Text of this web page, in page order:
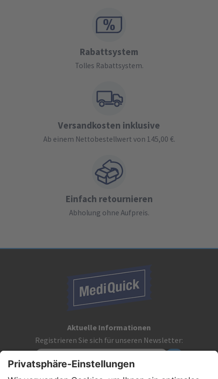
Rabattsystem
Tolles Rabattsystem.
Versandkosten inklusive
Ab einem Nettobestellwert von 145,00 €.
Einfach retournieren
Abholung ohne Aufpreis.
Aktuelle Informationen
Registrieren Sie sich für unseren Newsletter: